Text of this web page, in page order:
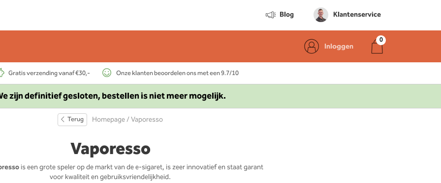
Blog Klantenservice
Inloggen
Gratis verzending vanaf €30,- Onze klanten beoordelen ons met een 9.7/10
zijn definitief gesloten, bestellen is niet meer mogelijk.
Terug Homepage/ Vaporesso
Vaporesso
is een grote speler op de markt van de e-sigaret, is zeer innovatief en staat garant
voor kwaliteit en gebruiksvriendelijkheid.